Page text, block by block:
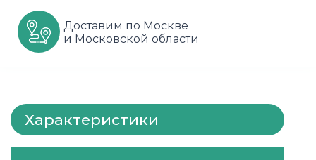
Шарафуга
Шелковица
Смородина
Сортовые
Сиреневые
Спрей
Доставим по Москве
и Московской области
Характеристики